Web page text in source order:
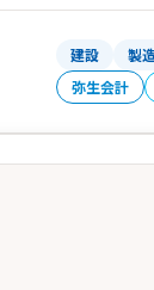
建設 製
弥生会計